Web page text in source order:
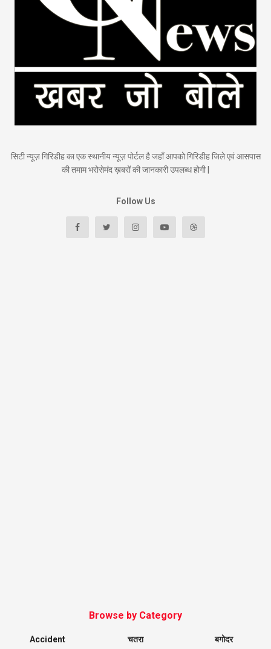
सिटी न्यूज़ गिरिडीह का एक स्थानीय न्यूज़ पोर्टल है जहाँ आपको गिरिडीह जिले एवं आसपास
की तमाम भरोसेमंद ख़बरों की जानकारी उपलब्ध होगी |
Follow Us
Browse by Category
Accident
चतरा
बगोदर